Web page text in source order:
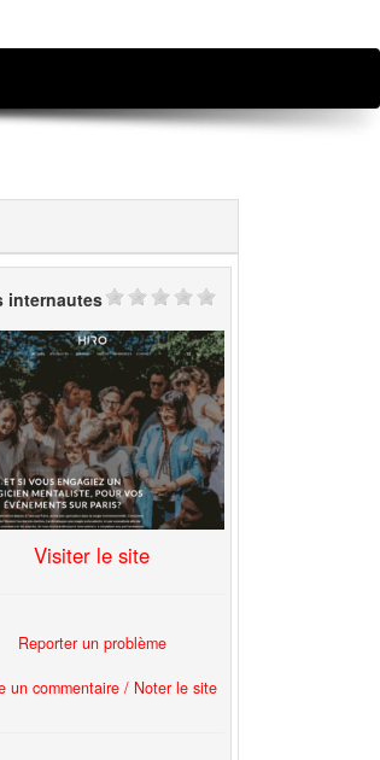
internautes
Visiter le site
Reporter un problème
un commentaire / Noter le site